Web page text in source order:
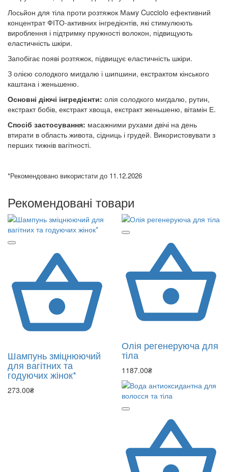
Лосьйон для тіла проти розтяжок Мамy Cucciolo ефективний
концентрат ФІТО-активних інгредієнтів, які стимулюють
вироблення і підтримку пружності волокон, підвищують
еластичність шкіри.
Запобігає появі розтяжок, підвищує еластичність шкіри.
З олією солодкого мигдалю і шипшини, екстрактом кінського
каштана і женьшеню.
Основні діючі інгредієнти: олія солодкого мигдалю, рутин,
екстракт бобів, екстракт хвоща, екстракт женьшеню, вітамін Е.
Спосіб застосування: масажними рухами двічі на день
втирати в область живота, сідниць і грудей. Використовувати з
перших тижнів вагітності.
*Рекомендовано використати до 11.12.2026
Рекомендовані товари
Шампунь зміцнюючий
для вагітних та
годуючих жінок*
273.00₴
Олія регенеруюча для
тіла
1187.00₴